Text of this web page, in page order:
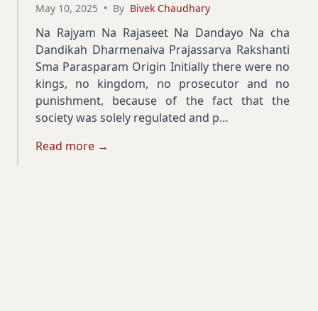
May 10, 2025 • By Bivek Chaudhary
Na Rajyam Na Rajaseet Na Dandayo Na cha
Dandikah Dharmenaiva Prajassarva Rakshanti
Sma Parasparam Origin Initially there were no
kings, no kingdom, no prosecutor and no
punishment, because of the fact that the
society was solely regulated and p…
Read more →